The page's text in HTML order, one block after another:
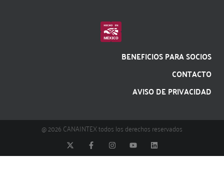
BENEFICIOS PARA SOCIOS
CONTACTO
AVISO DE PRIVACIDAD
@ 2026 CANAINTEX todos los derechos reservados